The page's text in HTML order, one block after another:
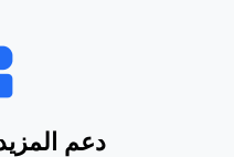
دعم